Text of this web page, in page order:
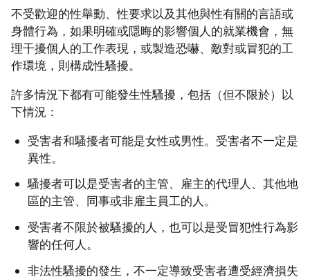
不受歡迎的性舉動、性要求以及其他與性有關的言語或
身體行為，如果明確或隱晦的影響個人的就業機會，無
理干擾個人的工作表現，或製造恐嚇、敵對或冒犯的工
作環境，則構成性騷擾。
許多情況下都有可能發生性騷擾，包括（但不限於）以
下情況：
受害者和騷擾者可能是女性或男性。受害者不一定是
異性。
騷擾者可以是受害者的主管、雇主的代理人、其他地
區的主管、同事或非雇主員工的人。
受害者不限於被騷擾的人，也可以是受冒犯性行為影
響的任何人。
非法性騷擾的發生，不一定導致受害者遭受經濟損失